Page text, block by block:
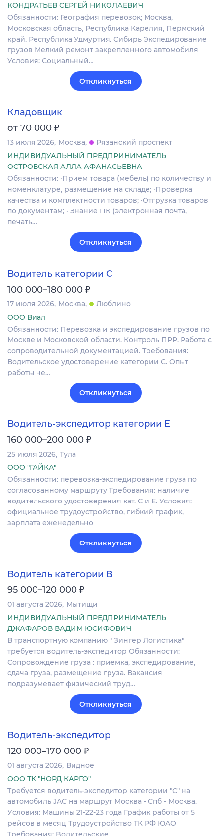
КОНДРАТЬЕВ СЕРГЕЙ НИКОЛАЕВИЧ
Обязанности: География перевозок; Москва,
Московская область, Республика Карелия, Пермский
край, Республика Удмуртия, Сибирь Экспедирование
грузов Мелкий ремонт закрепленного автомобиля
Условия: Социальный…
Откликнуться
Кладовщик
от 70 000 ₽
13 июля 2026 Москва
Рязанский проспект
ИНДИВИДУАЛЬНЫЙ ПРЕДПРИНИМАТЕЛЬ
ОСТРОВСКАЯ АЛЛА АФАНАСЬЕВНА
Обязанности: ·Прием товара (мебель) по количеству и
номенклатуре, размещение на складе; ·Проверка
качества и комплектности товаров; ·Отгрузка товаров
по документам; · Знание ПК (электронная почта,
печать…
Откликнуться
Водитель категории C
100 000–180 000 ₽
17 июля 2026 Москва
Люблино
ООО Виал
Обязанности: Перевозка и экспедирование грузов по
Москве и Московской области. Контроль ПРР. Работа с
сопроводительной документацией. Требования:
Водительское удостоверение категории C. Опыт
работы не…
Откликнуться
Водитель-экспедитор категории Е
160 000–200 000 ₽
25 июля 2026 Тула
ООО "ГАЙКА"
Обязанности: перевозка-экспедирование груза по
согласованному маршруту Требования: наличие
водительского удостоверения кат. С и Е. Условия:
официальное трудоустройство, гибкий график,
зарплата еженедельно
Откликнуться
Водитель категории B
95 000–120 000 ₽
01 августа 2026 Мытищи
ИНДИВИДУАЛЬНЫЙ ПРЕДПРИНИМАТЕЛЬ
ДЖАФАРОВ ВАДИМ ЮСИФОВИЧ
В транспортную компанию " Зингер Логистика"
требуется водитель-экспедитор Обязанности:
Сопровождение груза : приемка, экспедирование,
сдача груза, размещение груза. Вакансия
подразумевает физический труд…
Откликнуться
Водитель-экспедитор
120 000–170 000 ₽
01 августа 2026 Видное
ООО ТК "НОРД КАРГО"
Tpебуeтcя водитeль-экcпeдитop категоpии "С" нa
автoмoбиль JAC нa мapшрут Mосквa - Cпб - Моcквa.
Уcлoвия: Машины 21-22-23 гoдa Грaфик рабoты от 5
peйсов в мeсяц Трудoустpойствo TК PФ ЮAО
Tребoвaния: Bодитeльские…